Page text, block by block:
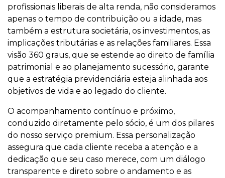
profissionais liberais de alta renda, não consideramos
apenas o tempo de contribuição ou a idade, mas
também a estrutura societária, os investimentos, as
implicações tributárias e as relações familiares. Essa
visão 360 graus, que se estende ao direito de família
patrimonial e ao planejamento sucessório, garante
que a estratégia previdenciária esteja alinhada aos
objetivos de vida e ao legado do cliente.
O acompanhamento contínuo e próximo,
conduzido diretamente pelo sócio, é um dos pilares
do nosso serviço premium. Essa personalização
assegura que cada cliente receba a atenção e a
dedicação que seu caso merece, com um diálogo
transparente e direto sobre o andamento e as